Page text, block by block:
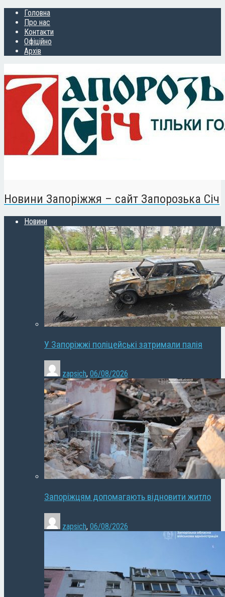
Головна
Про нас
Контакти
Офіційно
Архів
Новини Запоріжжя – сайт Запорозька Січ
Новини
У Запоріжжі поліцейські затримали палія
zapsich, 06/08/2026
Запоріжцям допомагають відновити житло
zapsich, 06/08/2026